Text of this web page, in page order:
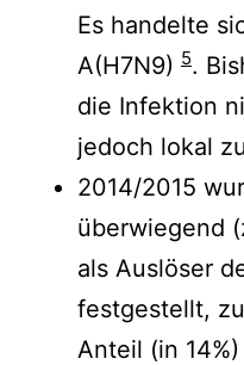
Es handelte
A(H7N9) 5.
die Infektion
jedoch lokal
2014/2015
überwiegend
als Auslöser
festgestellt,
Anteil (in